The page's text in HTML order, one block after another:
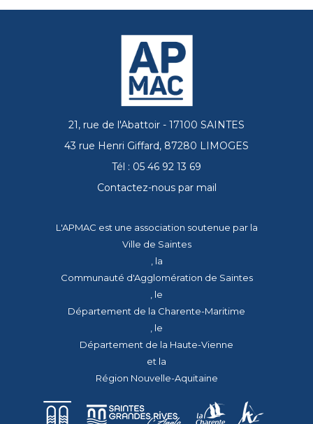
21, rue de l'Abattoir - 17100 SAINTES
43 rue Henri Giffard, 87280 LIMOGES
Tél : 05 46 92 13 69
Contactez-nous par mail
L'APMAC est une association soutenue par la
Ville de Saintes
, la
Communauté d'Agglomération de Saintes
, le
Département de la Charente-Maritime
, le
Département de la Haute-Vienne
et la
Région Nouvelle-Aquitaine